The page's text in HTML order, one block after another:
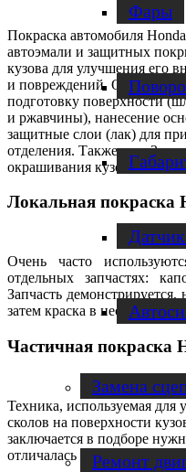
Фары
Замена
Ремонт
Покраска автомобиля Honda
автоэмали и защитных
кузова для улучшения его
и повреждений. Основные
подготовку поверхности
и ржавчины), нанесение
защитные слои (лак) для
отделения. Также есть 3
окрашивания кузова
Локальная покраска
Очень часто
отдельных запчастях:
Запчасть
затем краска в несколько
Частичная покраска
Техника, используемая для
сколов на поверхности
заключается в подборе
отличалась от основного